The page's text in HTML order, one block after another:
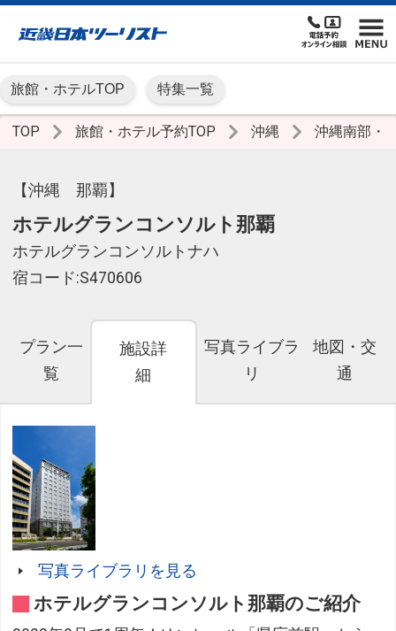
旅館・ホテルTOP 特集一覧
TOP 旅館・ホテル予約TOP 沖縄 沖縄南部・
【沖縄 那覇】
ホテルグランコンソルト那覇
ホテルグランコンソルトナハ
宿コード:S470606
プラン一
覧
施設詳
細
写真ライブラ
リ
地図・交
通
写真ライブラリを見る
ホテルグランコンソルト那覇のご紹介